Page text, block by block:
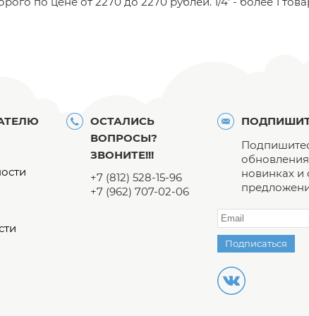
ОСТАЛИСЬ
ВОПРОСЫ?
ЗВОНИТЕ!!!
+7 (812) 528-15-96
+7 (962) 707-02-06
новинках и
Подписаться